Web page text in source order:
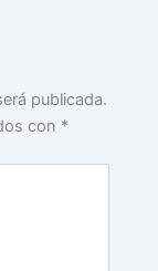
publicada.
con *